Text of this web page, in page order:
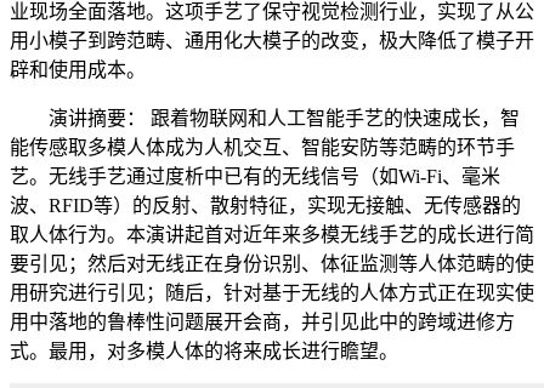
业现场全面落地。这项手艺了保守视觉检测行业，实现了从公
用小模子到跨范畴、通用化大模子的改变，极大降低了模子开
辟和使用成本。
演讲摘要： 跟着物联网和人工智能手艺的快速成长，智
能传感取多模人体成为人机交互、智能安防等范畴的环节手
艺。无线手艺通过度析中已有的无线信号（如Wi-Fi、毫米
波、RFID等）的反射、散射特征，实现无接触、无传感器的
取人体行为。本演讲起首对近年来多模无线手艺的成长进行简
要引见；然后对无线正在身份识别、体征监测等人体范畴的使
用研究进行引见；随后，针对基于无线的人体方式正在现实使
用中落地的鲁棒性问题展开会商，并引见此中的跨域进修方
式。最用，对多模人体的将来成长进行瞻望。